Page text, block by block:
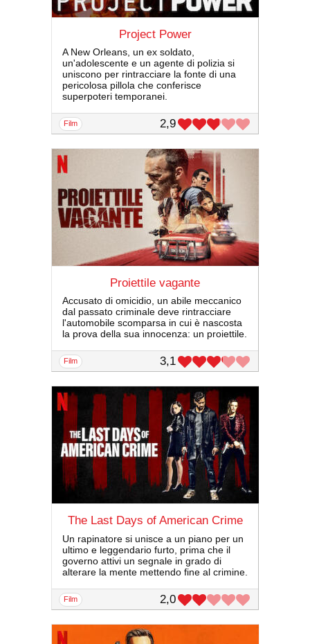
Project Power
A New Orleans, un ex soldato,
un'adolescente e un agente di polizia si
uniscono per rintracciare la fonte di una
pericolosa pillola che conferisce
superpoteri temporanei.
film 2,9
Proiettile vagante
Accusato di omicidio, un abile meccanico
dal passato criminale deve rintracciare
l'automobile scomparsa in cui è nascosta
la prova della sua innocenza: un proiettile.
film 3,1
The Last Days of American Crime
Un rapinatore si unisce a un piano per un
ultimo e leggendario furto, prima che il
governo attivi un segnale in grado di
alterare la mente mettendo fine al crimine.
film 2,0